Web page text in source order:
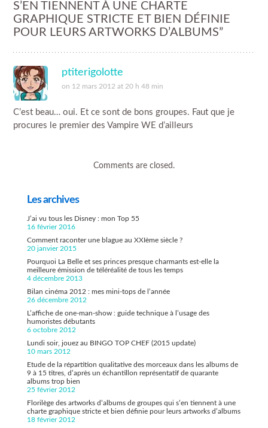
S’EN TIENNENT À UNE CHARTE
GRAPHIQUE STRICTE ET BIEN DÉFINIE
POUR LEURS ARTWORKS D’ALBUMS”
ptiterigolotte
on 12 mars 2012 at 20 h 48 min
C’est beau… oui. Et ce sont de bons groupes. Faut que je
procures le premier des Vampire WE d’ailleurs
Comments are closed.
Les archives
J’ai vu tous les Disney : mon Top 55
16 février 2016
Comment raconter une blague au XXIème siècle ?
20 janvier 2015
Pourquoi La Belle et ses princes presque charmants est-elle la
meilleure émission de téléréalité de tous les temps
4 décembre 2013
Bilan cinéma 2012 : mes mini-tops de l’année
26 décembre 2012
L’affiche de one-man-show : guide technique à l’usage des
humoristes débutants
6 octobre 2012
Lundi soir, jouez au BINGO TOP CHEF (2015 update)
10 mars 2012
Etude de la répartition qualitative des morceaux dans les albums de
9 à 15 titres, d’après un échantillon représentatif de quarante
albums trop bien
25 février 2012
Florilège des artworks d’albums de groupes qui s’en tiennent à une
charte graphique stricte et bien définie pour leurs artworks d’albums
18 février 2012